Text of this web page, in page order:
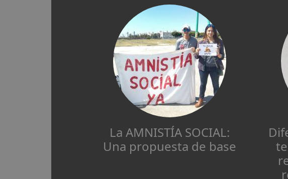
La AMNISTÍA SOCIAL:
Una propuesta de base